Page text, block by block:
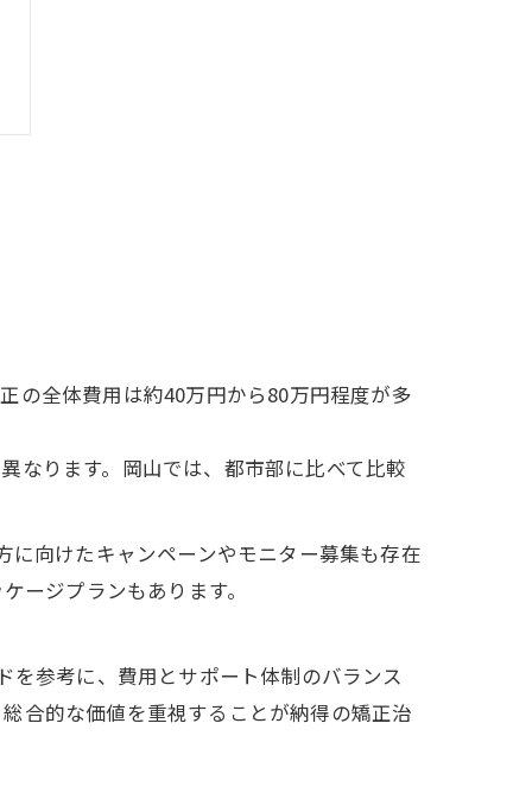
の全体費用は約40万円から80万円程度が多
なります。岡山では、都市部に比べて比較
向けたキャンペーンやモニター募集も存在
ージプランもあります。
参考に、費用とサポート体制のバランス
合的な価値を重視することが納得の矯正治